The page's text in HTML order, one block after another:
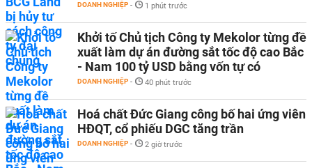
DOANH NGHIỆP - 1 phút trước
Khởi tố Chủ tịch Công ty Mekolor từng đề
xuất làm dự án đường sắt tốc độ cao Bắc
- Nam 100 tỷ USD bằng vốn tự có
DOANH NGHIỆP - 40 phút trước
Hoá chất Đức Giang công bố hai ứng viên
HĐQT, cổ phiếu DGC tăng trần
DOANH NGHIỆP - 2 giờ trước